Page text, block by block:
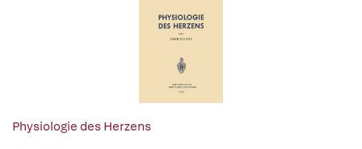
Physiologie des Herzens